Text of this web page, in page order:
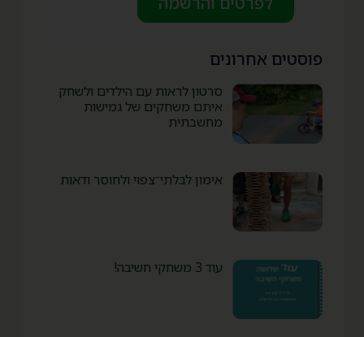
פוסטים אחרונים
סרטון לראות עם הילדים ולשחק
איתם משחקים של גמישות
מחשבתית
אימון לבלתי־צפוי ולחוסר ודאות
עוד 3 משחקי חשיבה!